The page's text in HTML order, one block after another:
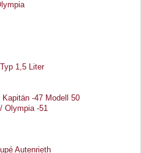
1,5 Liter
-47 Modell 50
Olympia -51
Autenrieth